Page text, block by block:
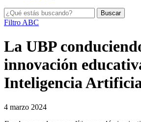
Filtro ABC
La UBP
innovación
Inteligencia
4 marzo 2024